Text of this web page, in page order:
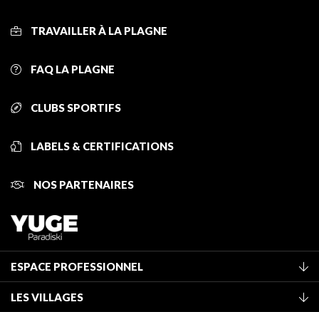
TRAVAILLER À LA PLAGNE
FAQ LA PLAGNE
CLUBS SPORTIFS
LABELS & CERTIFICATIONS
NOS PARTENAIRES
ESPACE PROFESSIONNEL
LES VILLAGES